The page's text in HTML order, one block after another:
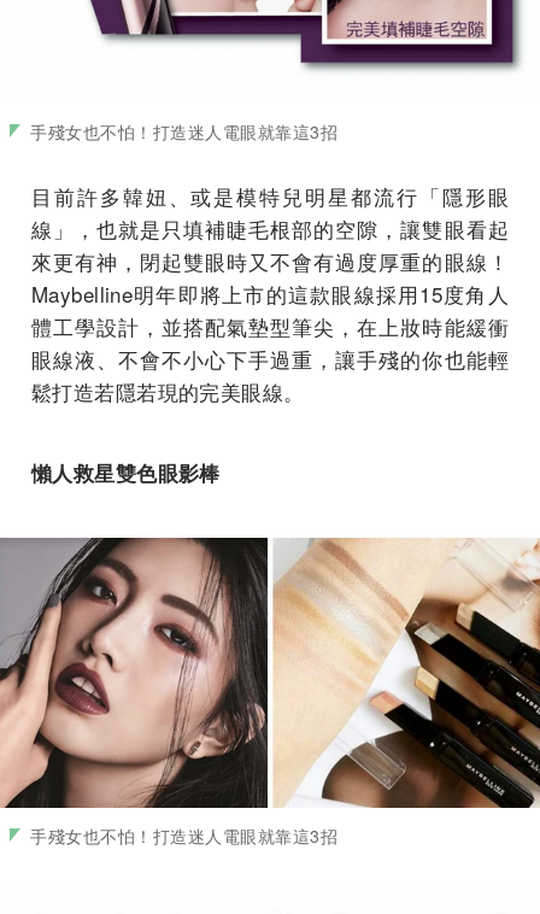
手殘女也不怕！打造迷人電眼就靠這3招
目前許多韓妞、或是模特兒明星都流行「隱形眼
線」，也就是只填補睫毛根部的空隙，讓雙眼看起
來更有神，閉起雙眼時又不會有過度厚重的眼線！
Maybelline明年即將上市的這款眼線採用15度角人
體工學設計，並搭配氣墊型筆尖，在上妝時能緩衝
眼線液、不會不小心下手過重，讓手殘的你也能輕
鬆打造若隱若現的完美眼線。
懶人救星雙色眼影棒
手殘女也不怕！打造迷人電眼就靠這3招